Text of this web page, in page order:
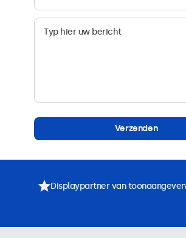
Verzenden
Displaypartner van